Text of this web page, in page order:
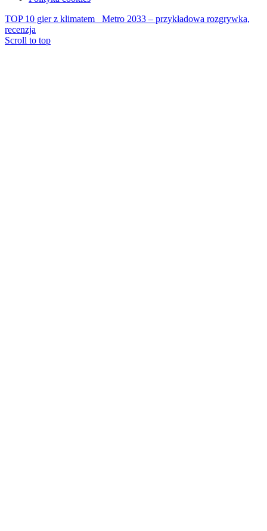
TOP 10 gier z klimatem
Metro 2033 – przykładowa rozgrywka,
recenzja
Scroll to top